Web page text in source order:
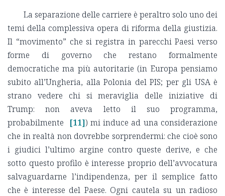
La separazione delle carriere è peraltro solo uno dei
temi della complessiva opera di riforma della giustizia.
Il “movimento” che si registra in parecchi Paesi verso
forme di governo che restano formalmente
democratiche ma più autoritarie (in Europa pensiamo
subito all’Ungheria, alla Polonia del PIS; per gli USA è
strano vedere chi si meraviglia delle iniziative di
Trump: non aveva letto il suo programma,
probabilmente
[11]) mi induce ad una considerazione
che in realtà non dovrebbe sorprendermi: che cioè sono
i giudici l’ultimo argine contro queste derive, e che
sotto questo profilo è interesse proprio dell’avvocatura
salvaguardarne l’indipendenza, per il semplice fatto
che è interesse del Paese. Ogni cautela su un radioso